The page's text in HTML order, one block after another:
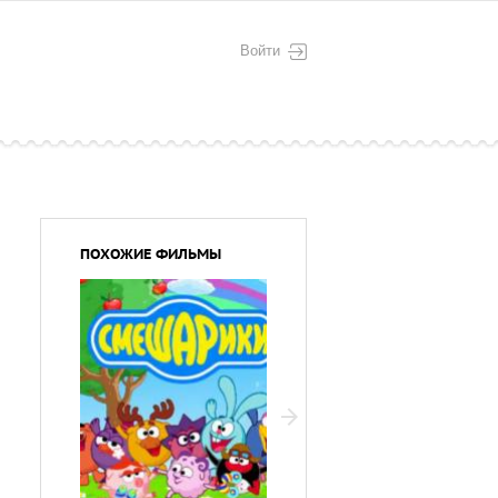
Войти
ПОХОЖИЕ ФИЛЬМЫ